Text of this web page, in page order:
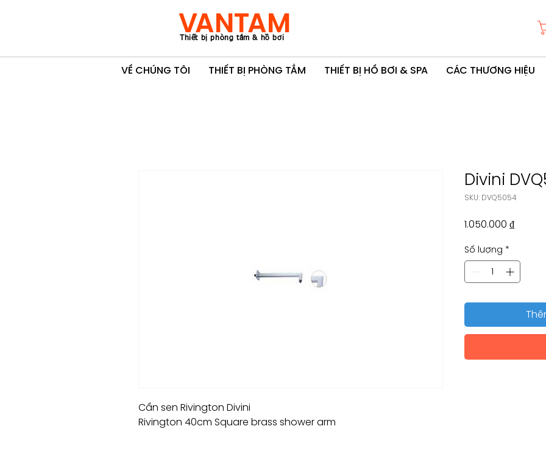
VANTAM
Thiết bị phòng tắm & hồ bơi
VỀ CHÚNG TÔI THIẾT BỊ PHÒNG TẮM THIẾT BỊ HỒ BƠI & SPA CÁC THƯƠNG HIỆU
Cần sen Rivington Divini
Rivington 40cm Square brass shower arm
Divini
SKU: DVQ5054
1.050.000 ₫Giá
Số lượng *